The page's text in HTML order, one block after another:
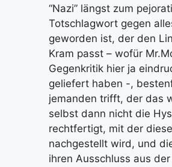
“Nazi” längst zum
Totschlagwort gegen
geworden ist, der den
Kram passt – wofür
Gegenkritik hier ja
geliefert haben -,
jemanden trifft, der das
selbst dann nicht die
rechtfertigt, mit der
nachgestellt wird, und
ihren Ausschluss aus